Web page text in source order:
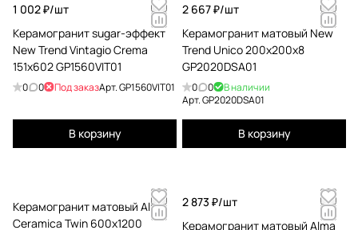
1 002 ₽/шт
Керамогранит sugar-эффект
New Trend Vintagio Crema
151x602 GP1560VIT01
0 0 Под заказАрт.GP1560VIT01
В корзину
2 667 ₽/шт
Керамогранит матовый New
Trend Unico 200x200x8
GP2020DSA01
0 0
В наличии
Арт.GP2020DSA01
В корзину
Керамогранит матовый Alma
Ceramica Twin 600x1200
2 873 ₽/шт
Керамогранит матовый Alma